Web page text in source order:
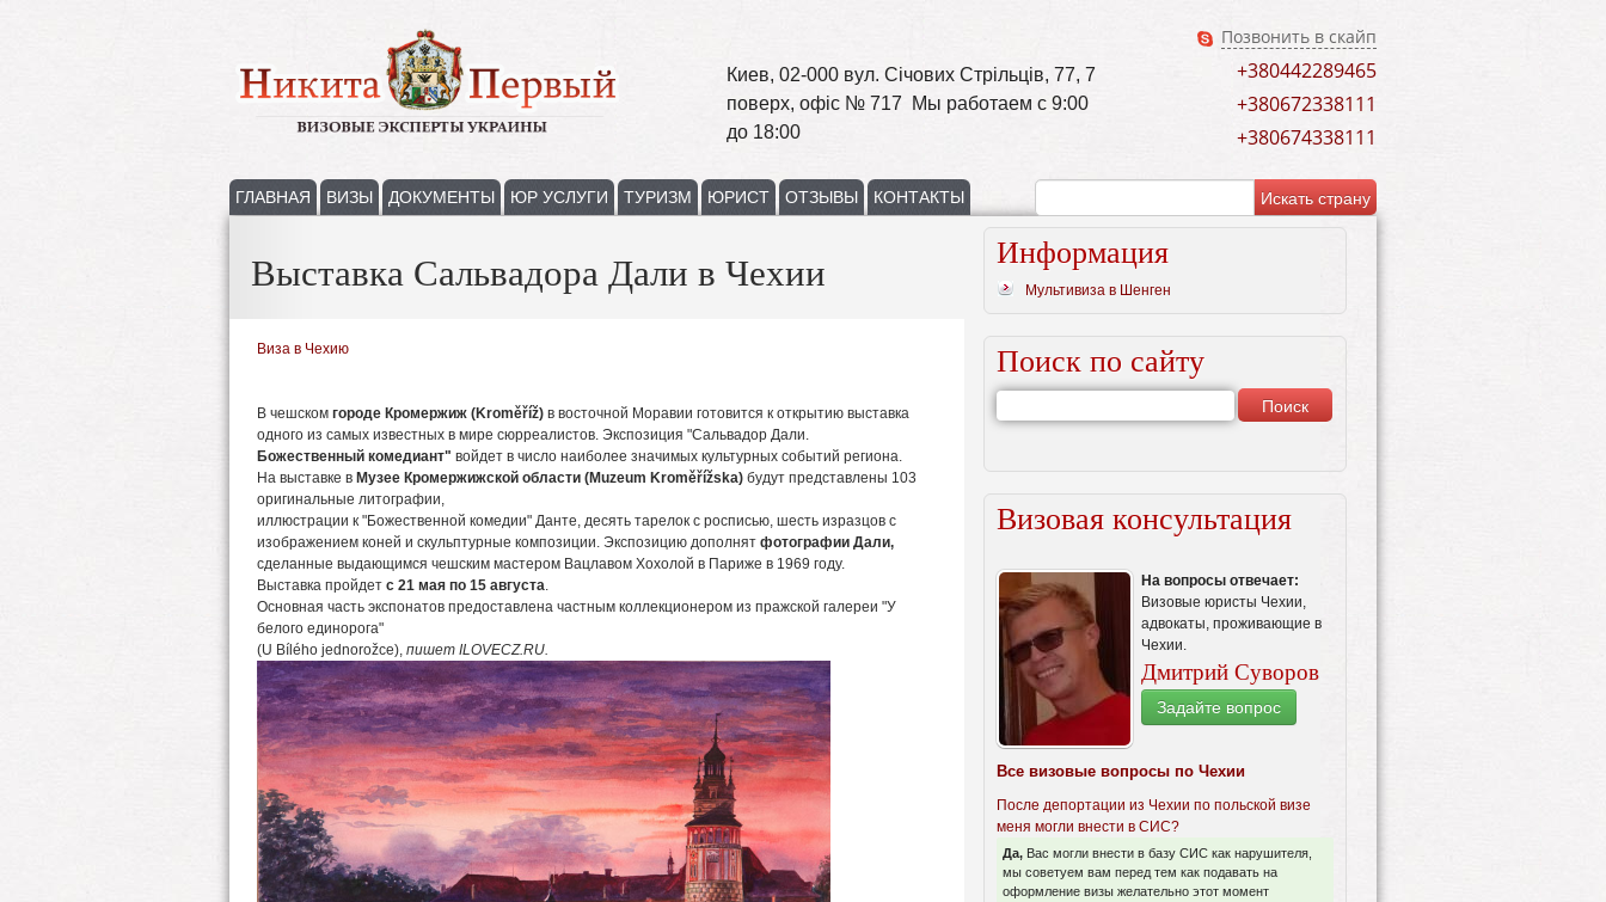
Киев, 02-000 вул. Січових Стрільців, 77, 7
поверх, офіс № 717 Мы работаем с 9:00
до 18:00
Позвонить в скайп
+380442289465
+380672338111
+380674338111
ГЛАВНАЯ ВИЗЫ ДОКУМЕНТЫ ЮР УСЛУГИ ТУРИЗМ ЮРИСТ ОТЗЫВЫ КОНТАКТЫ
Выставка Сальвадора Дали в Чехии
Виза в Чехию
В чешском городе Кромержиж (Kroměříž) в восточной Моравии готовится к открытию выставка
одного из самых известных в мире сюрреалистов. Экспозиция "Сальвадор Дали.
Божественный комедиант" войдет в число наиболее значимых культурных событий региона.
На выставке в Музее Кромержижской области (Muzeum Kroměřížska) будут представлены 103
оригинальные литографии,
иллюстрации к "Божественной комедии" Данте, десять тарелок с росписью, шесть изразцов с
изображением коней и скульптурные композиции. Экспозицию дополнят фотографии Дали,
сделанные выдающимся чешским мастером Вацлавом Хохолой в Париже в 1969 году.
Выставка пройдет с 21 мая по 15 августа.
Основная часть экспонатов предоставлена частным коллекционером из пражской галереи "У
белого единорога"
(U Bílého jednorožce), пишет ILOVECZ.RU.
Информация
Мультивиза в Шенген
Поиск по сайту
Визовая консультация
На вопросы отвечает:
Визовые юристы Чехии,
адвокаты, проживающие в
Чехии.
Дмитрий Суворов
Задайте вопрос
Все визовые вопросы по Чехии
После депортации из Чехии по польской визе
меня могли внести в СИС?
Да, Вас могли внести в базу СИС как нарушителя,
мы советуем вам перед тем как подавать на
оформление визы желательно этот момент